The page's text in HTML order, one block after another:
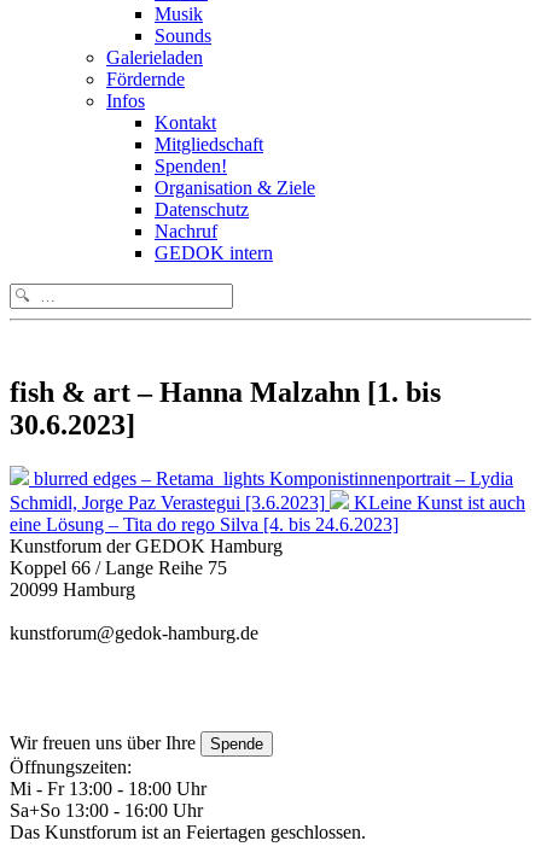
Musik
Sounds
Galerieladen
Fördernde
Infos
Kontakt
Mitgliedschaft
Spenden!
Organisation & Ziele
Datenschutz
Nachruf
GEDOK intern
Search
for:
fish & art – Hanna Malzahn [1. bis
30.6.2023]
blurred edges – Retama_lights Komponistinnenportrait – Lydia
Schmidl, Jorge Paz Verastegui [3.6.2023]
KLeine Kunst ist auch
eine Lösung – Tita do rego Silva [4. bis 24.6.2023]
Kunstforum der GEDOK Hamburg
Koppel 66 / Lange Reihe 75
20099 Hamburg
kunstforum@gedok-hamburg.de
Wir freuen uns über Ihre Spende
Öffnungszeiten:
Mi - Fr 13:00 - 18:00 Uhr
Sa+So 13:00 - 16:00 Uhr
Das Kunstforum ist an Feiertagen geschlossen.